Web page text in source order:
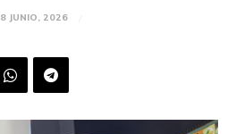
8 JUNIO, 2026